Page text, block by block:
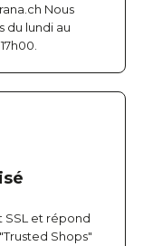
Nous
du lundi au
SSL et répond
Shops"